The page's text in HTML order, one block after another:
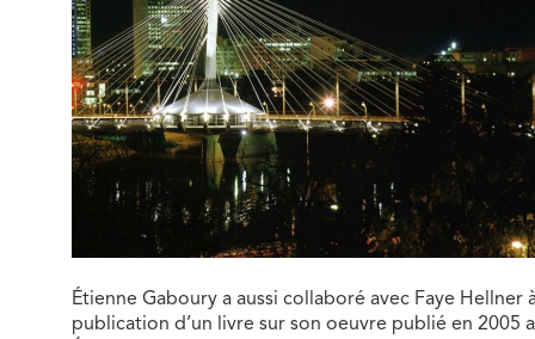
Étienne Gaboury a aussi collaboré avec Faye Hellner
publication d’un livre sur son oeuvre publié en 2005